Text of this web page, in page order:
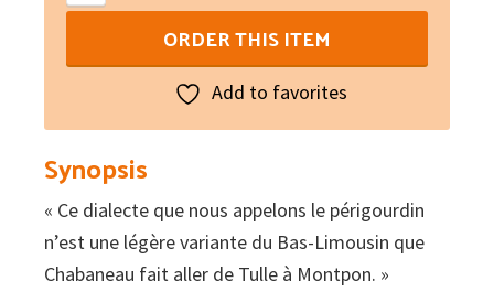
périgourdin
périgourdin-
français
quantity
ORDER THIS ITEM
Add to favorites
Synopsis
« Ce dialecte que nous appelons le périgourdin
n’est une légère variante du Bas-Limousin que
Chabaneau fait aller de Tulle à Montpon. »